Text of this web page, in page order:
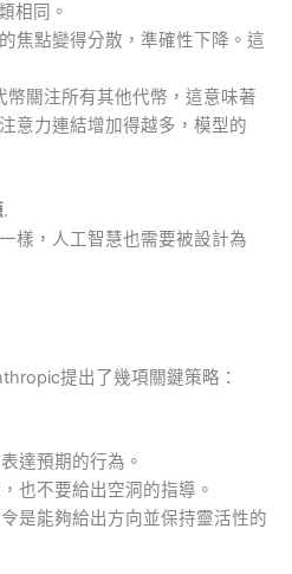
相同。
焦點變得分散，準確性下降。這
關注所有其他代幣，這意味著
意力連結增加得越多，模型的
.
樣，人工智慧也需要被設計為
提出了幾項關鍵策略：
達預期的行為。
也不要給出空洞的指導。
令是能夠給出方向並保持靈活性的